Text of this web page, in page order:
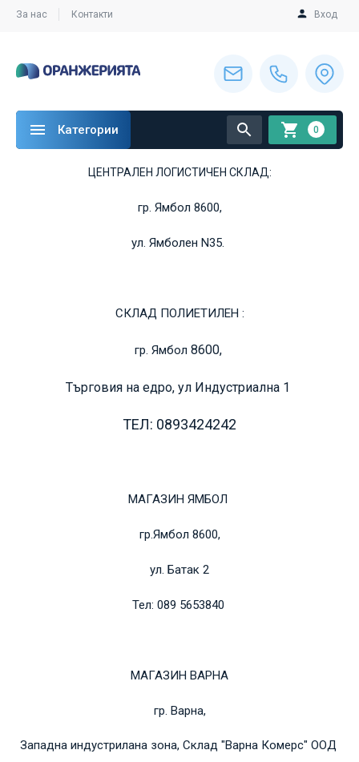
За нас Контакти Вход
Категории 0
ЦЕНТРАЛЕН ЛОГИСТИЧЕН СКЛАД:
гр. Ямбол 8600,
ул. Ямболен N35.
СКЛАД ПОЛИЕТИЛЕН :
гр. Ямбол 8600,
Търговия на едро, ул Индустриална 1
ТЕЛ: 0893424242
МАГАЗИН ЯМБОЛ
гр.Ямбол 8600,
ул. Батак 2
Тел: 089 5653840
МАГАЗИН ВАРНА
гр. Варна,
Западна индустрилана зона, Склад "Варна Комерс" ООД